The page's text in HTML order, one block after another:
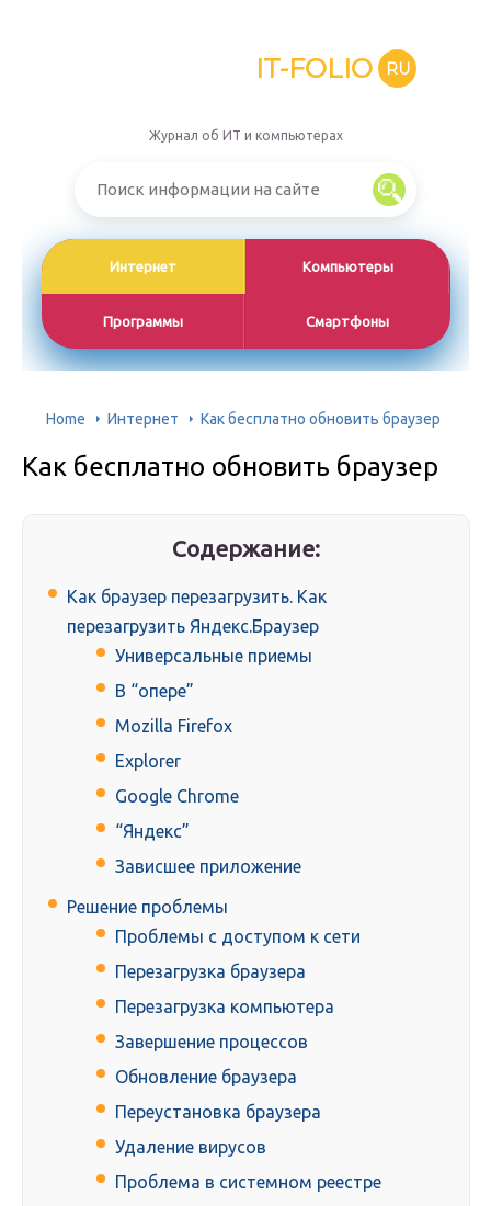
IT-FOLIO RU
Журнал об ИТ и компьютерах
Интернет Компьютеры
Программы Смартфоны
Home Интернет Как бесплатно обновить браузер
Как бесплатно обновить браузер
Содержание:
Как браузер перезагрузить. Как
перезагрузить Яндекс.Браузер
Универсальные приемы
В “опере”
Mozilla Firefox
Explorer
Google Chrome
“Яндекс”
Зависшее приложение
Решение проблемы
Проблемы с доступом к сети
Перезагрузка браузера
Перезагрузка компьютера
Завершение процессов
Обновление браузера
Переустановка браузера
Удаление вирусов
Проблема в системном реестре